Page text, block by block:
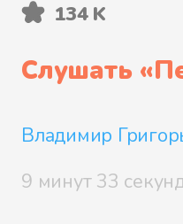
134 K
Слушать «
Владимир
9 минут 33